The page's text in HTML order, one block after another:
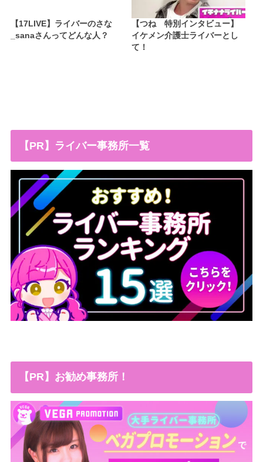
【17LIVE】ライバーのさな
_sanaさんってどんな人？
【つね 特別インタビュー】
イケメン介護士ライバーとし
て！
【PR】ライバー事務所一覧
【PR】お勧め事務所！